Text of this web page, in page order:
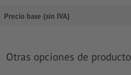
Precio base (sin IVA)
Otras opciones de producto